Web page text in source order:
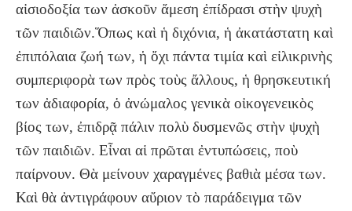
αἰσιοδοξία των ἀσκοῦν ἄμεση ἐπίδρασι στὴν ψυχὴ
τῶν παιδιῶν.Ὅπως καὶ ἡ διχόνια, ἡ ἀκατάστατη καὶ
ἐπιπόλαια ζωή των, ἡ ὄχι πάντα τιμία καὶ εἰλικρινὴς
συμπεριφορὰ των πρὸς τοὺς ἄλλους, ἡ θρησκευτική
των ἀδιαφορία, ὁ ἀνώμαλος γενικὰ οἰκογενεικὸς
βίος των, ἐπιδρᾷ πάλιν πολὺ δυσμενῶς στὴν ψυχὴ
τῶν παιδιῶν. Εἶναι αἱ πρῶται ἐντυπώσεις, ποὺ
παίρνουν. Θὰ μείνουν χαραγμένες βαθιὰ μέσα των.
Καὶ θὰ ἀντιγράφουν αὔριον τὸ παράδειγμα τῶν